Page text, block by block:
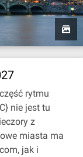
rytmu
nie jest tu
z
miasta ma
jak i